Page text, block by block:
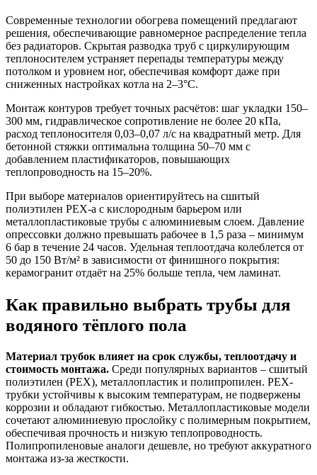
Современные технологии обогрева помещений предлагают
решения, обеспечивающие равномерное распределение тепла
без радиаторов. Скрытая разводка труб с циркулирующим
теплоносителем устраняет перепады температуры между
потолком и уровнем ног, обеспечивая комфорт даже при
сниженных настройках котла на 2–3°C.
Монтаж контуров требует точных расчётов: шаг укладки 150–
300 мм, гидравлическое сопротивление не более 20 кПа,
расход теплоносителя 0,03–0,07 л/с на квадратный метр. Для
бетонной стяжки оптимальна толщина 50–70 мм с
добавлением пластификаторов, повышающих
теплопроводность на 15–20%.
При выборе материалов ориентируйтесь на сшитый
полиэтилен PEX-a с кислородным барьером или
металлопластиковые трубы с алюминиевым слоем. Давление
опрессовки должно превышать рабочее в 1,5 раза – минимум
6 бар в течение 24 часов. Удельная теплоотдача колеблется от
50 до 150 Вт/м² в зависимости от финишного покрытия:
керамогранит отдаёт на 25% больше тепла, чем ламинат.
Как правильно выбрать трубы для
водяного тёплого пола
Материал трубок влияет на срок службы, теплоотдачу и
стоимость монтажа. Среди популярных вариантов – сшитый
полиэтилен (PEX), металлопластик и полипропилен. PEX-
трубки устойчивы к высоким температурам, не подвержены
коррозии и обладают гибкостью. Металлопластиковые модели
сочетают алюминиевую прослойку с полимерным покрытием,
обеспечивая прочность и низкую теплопроводность.
Полипропиленовые аналоги дешевле, но требуют аккуратного
монтажа из-за жесткости.